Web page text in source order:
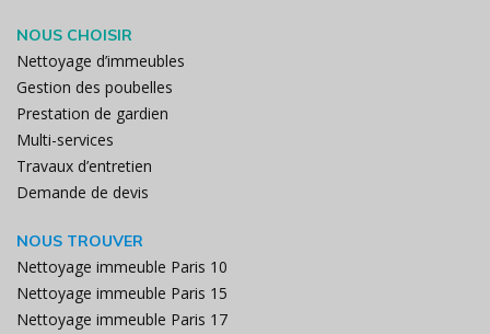
NOUS CHOISIR
Nettoyage d’immeubles
Gestion des poubelles
Prestation de gardien
Multi-services
Travaux d’entretien
Demande de devis
NOUS TROUVER
Nettoyage immeuble Paris 10
Nettoyage immeuble Paris 15
Nettoyage immeuble Paris 17